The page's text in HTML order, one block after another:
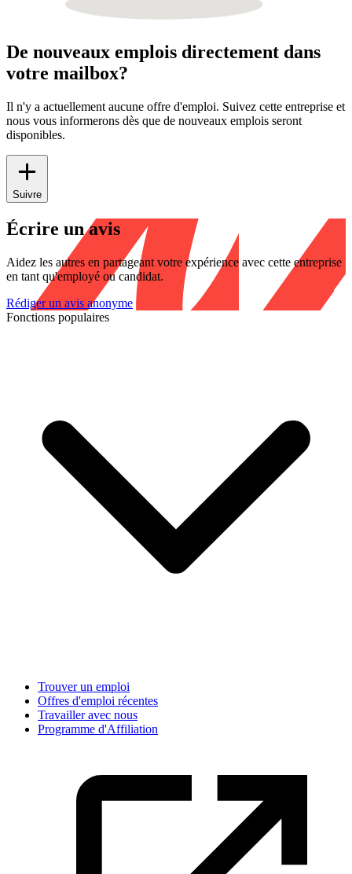
De nouveaux emplois directement dans
votre mailbox?
Il n'y a actuellement aucune offre d'emploi. Suivez cette entreprise et
nous vous informerons dès que de nouveaux emplois seront
disponibles.
Suivre
Écrire un avis
Aidez les autres en partageant votre expérience avec cette entreprise
en tant qu'employé ou candidat.
Rédiger un avis anonyme
Fonctions populaires
Trouver un emploi
Offres d'emploi récentes
Travailler avec nous
Programme d'Affiliation